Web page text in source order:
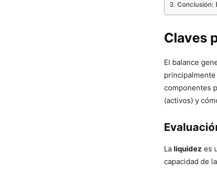
Conclusión:
Claves
El balance
componentes
(activos) y
La liquidez es
capacidad de